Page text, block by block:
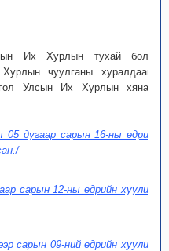
Их Хурлын тухай болон
чуулганы хуралдааны
Улсын Их Хурлын хяналт
дугаар сарын 16-ны өдрийн
сарын 12-ны өдрийн хуулиар
сарын 09-ний өдрийн хуулиар